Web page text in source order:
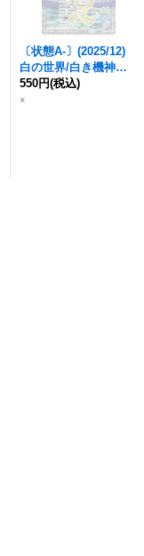
〔状態A-〕(2025/12)
白の世界/白き機神【C
P】{BS73-TCP04a/B
S73-TCP04b}《白》
550円(税込)
×